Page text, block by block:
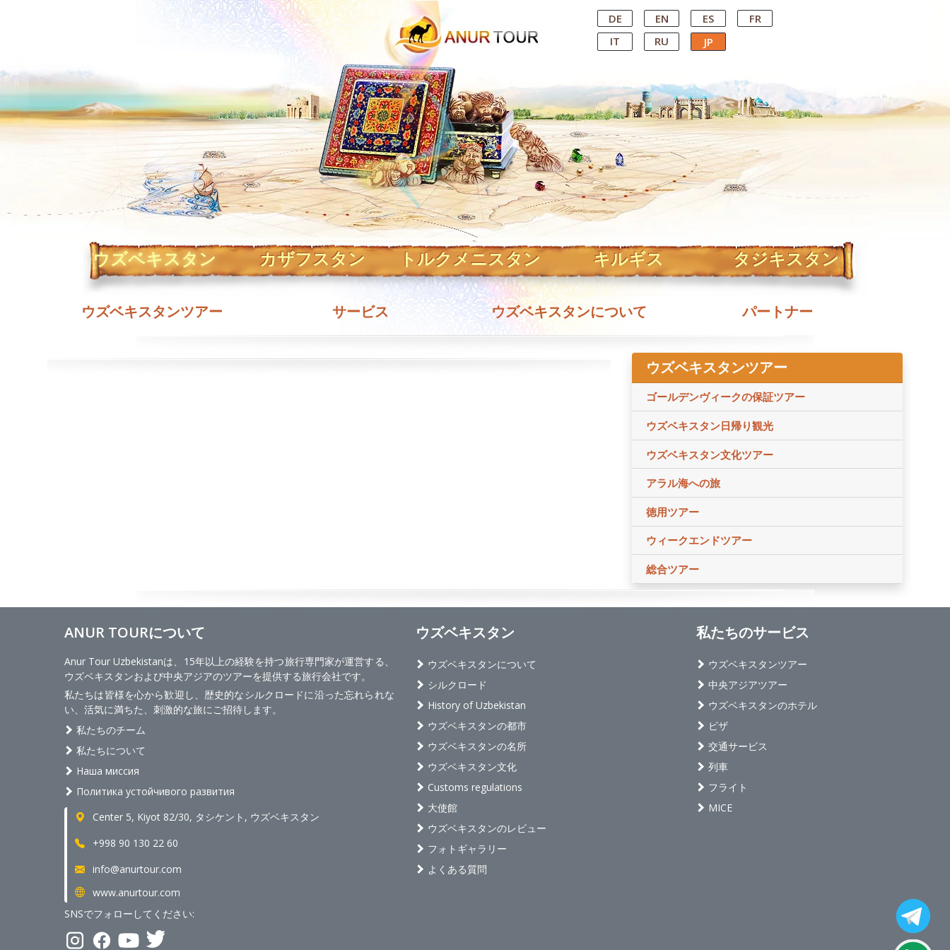
Central Asian Tour Operator DE EN ES
FR
IT
RU JP
ウズベキスタン カザフスタン トルクメニスタン キルギス タジキスタン
ウズベキスタンツアー サービス ウズベキスタンについて パートナー
ウズベキスタンツアー
ゴールデンヴィークの保証ツアー
ウズベキスタン日帰り観光
ウズベキスタン文化ツアー
アラル海への旅
徳用ツアー
ウィークエンドツアー
総合ツアー
ANUR TOURについて
Anur Tour Uzbekistanは、15年以上の経験を持つ旅行専門家が運営する、
ウズベキスタンおよび中央アジアのツアーを提供する旅行会社です。
私たちは皆様を心から歓迎し、歴史的なシルクロードに沿った忘れられな
い、活気に満ちた、刺激的な旅にご招待します。
私たちのチーム
私たちについて
Наша миссия
Политика устойчивого развития
Center 5, Kiyot 82/30, タシケント, ウズベキスタン
+998 90 130 22 60
info@anurtour.com
www.anurtour.com
SNSでフォローしてください:
ウズベキスタン
ウズベキスタンについて
シルクロード
History of Uzbekistan
ウズベキスタンの都市
ウズベキスタンの名所
ウズベキスタン文化
Customs regulations
大使館
ウズベキスタンのレビュー
フォトギャラリー
よくある質問
私たちのサービス
ウズベキスタンツアー
中央アジアツアー
ウズベキスタンのホテル
ビザ
交通サービス
列車
フライト
MICE